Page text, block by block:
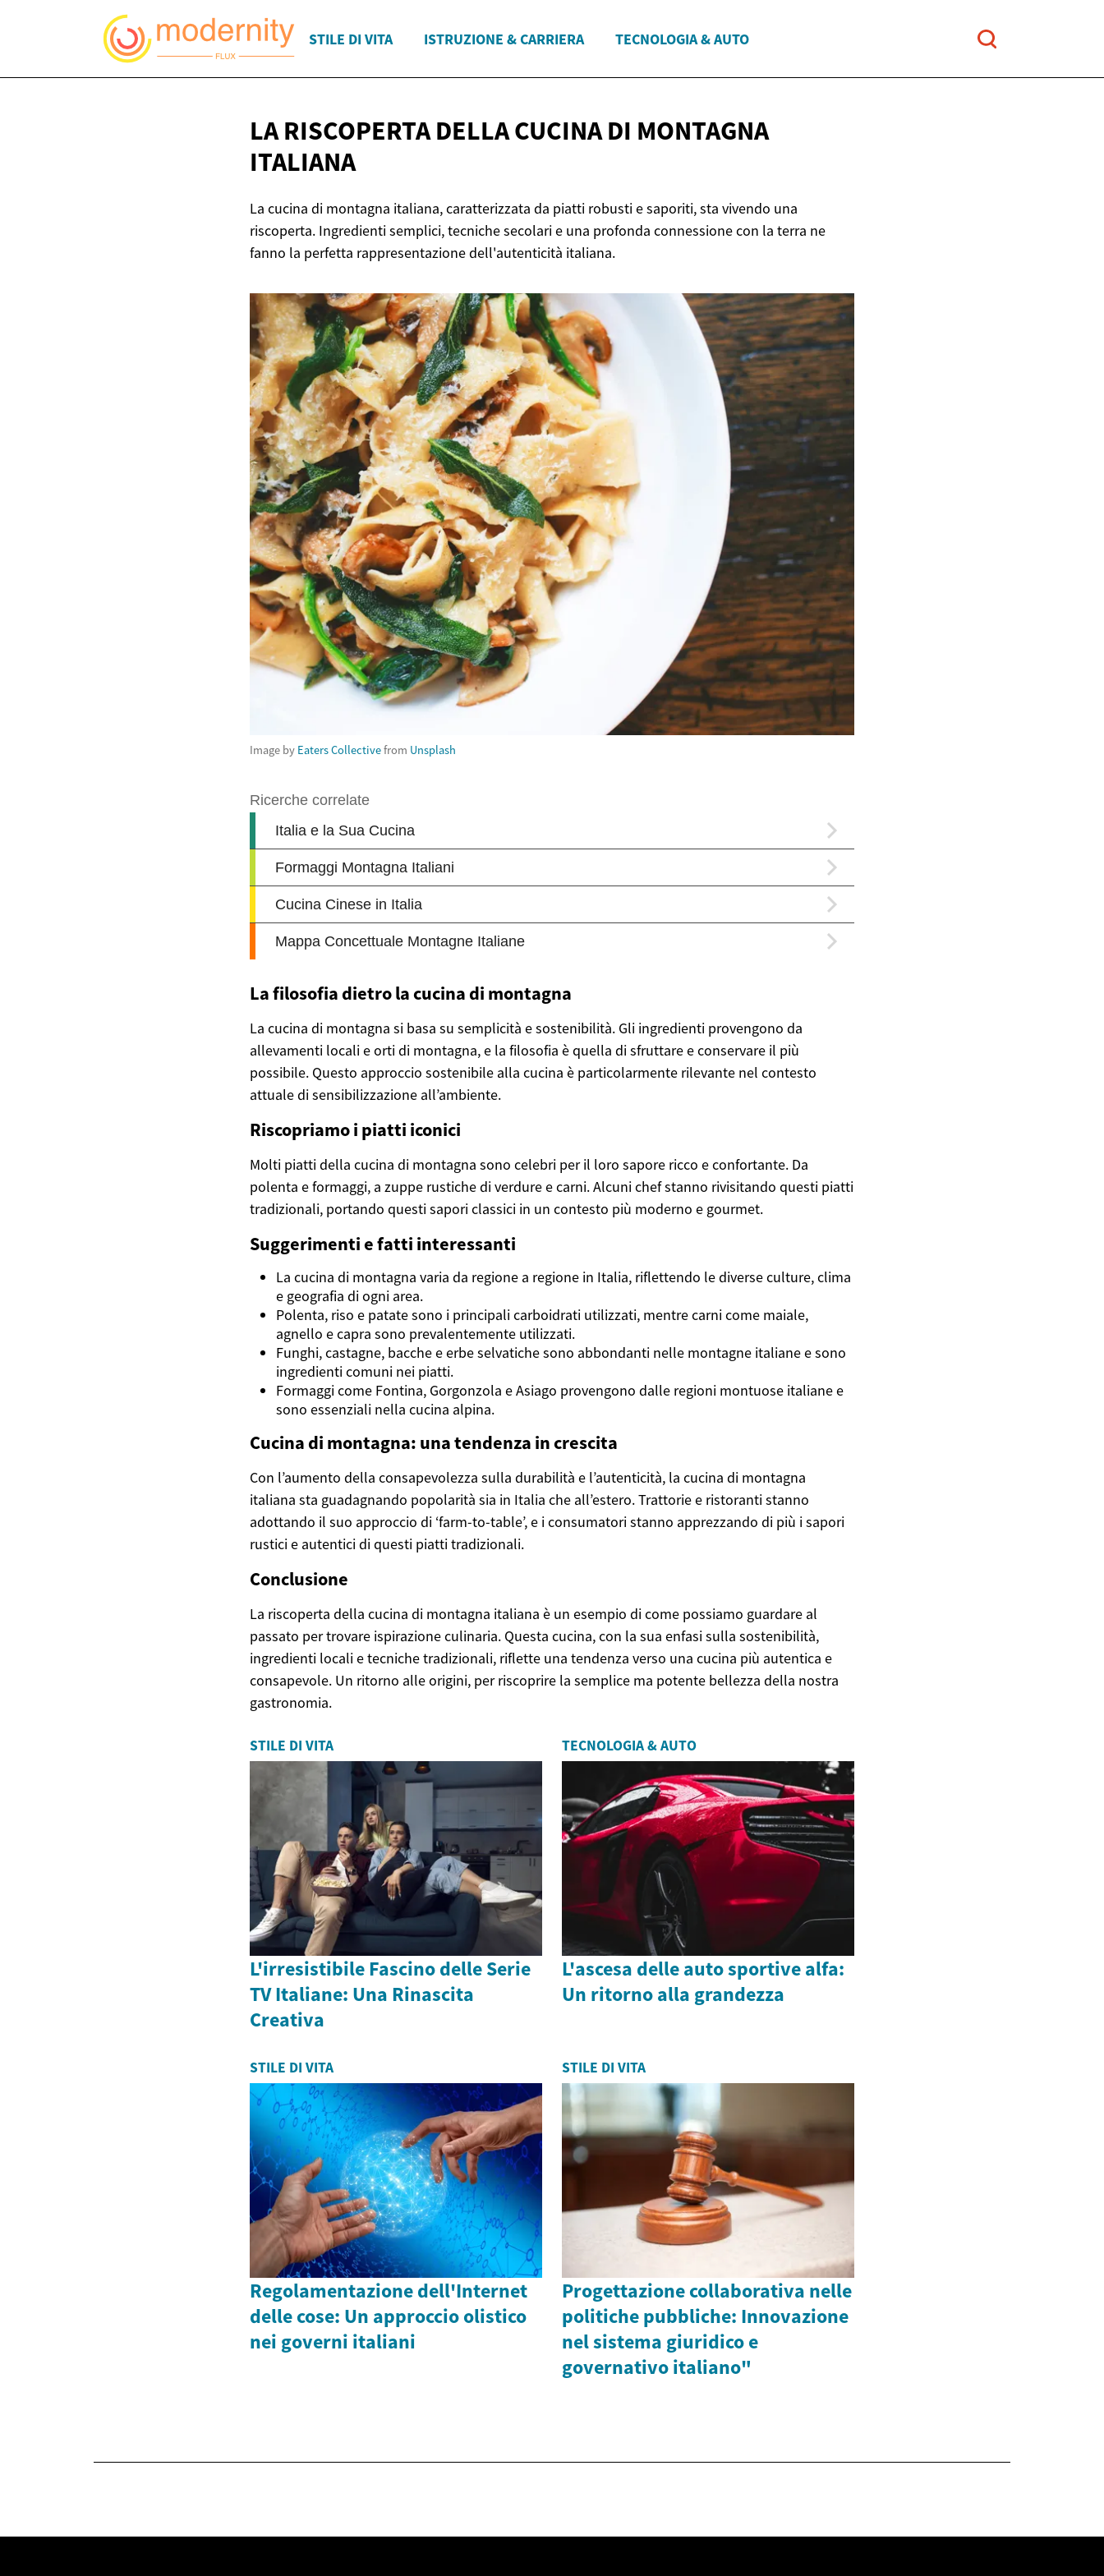
STILE DI VITA ISTRUZIONE & CARRIERA TECNOLOGIA & AUTO
LA RISCOPERTA DELLA CUCINA DI MONTAGNA
ITALIANA
La cucina di montagna italiana, caratterizzata da piatti robusti e saporiti, sta vivendo una
riscoperta. Ingredienti semplici, tecniche secolari e una profonda connessione con la terra ne
fanno la perfetta rappresentazione dell'autenticità italiana.
Image by Eaters Collectivefrom Unsplash
La filosofia dietro la cucina di montagna
La cucina di montagna si basa su semplicità e sostenibilità. Gli ingredienti provengono da
allevamenti locali e orti di montagna, e la filosofia è quella di sfruttare e conservare il più
possibile. Questo approccio sostenibile alla cucina è particolarmente rilevante nel contesto
attuale di sensibilizzazione all’ambiente.
Riscopriamo i piatti iconici
Molti piatti della cucina di montagna sono celebri per il loro sapore ricco e confortante. Da
polenta e formaggi, a zuppe rustiche di verdure e carni. Alcuni chef stanno rivisitando questi piatti
tradizionali, portando questi sapori classici in un contesto più moderno e gourmet.
Suggerimenti e fatti interessanti
La cucina di montagna varia da regione a regione in Italia, riflettendo le diverse culture, clima
e geografia di ogni area.
Polenta, riso e patate sono i principali carboidrati utilizzati, mentre carni come maiale,
agnello e capra sono prevalentemente utilizzati.
Funghi, castagne, bacche e erbe selvatiche sono abbondanti nelle montagne italiane e sono
ingredienti comuni nei piatti.
Formaggi come Fontina, Gorgonzola e Asiago provengono dalle regioni montuose italiane e
sono essenziali nella cucina alpina.
Cucina di montagna: una tendenza in crescita
Con l’aumento della consapevolezza sulla durabilità e l’autenticità, la cucina di montagna
italiana sta guadagnando popolarità sia in Italia che all’estero. Trattorie e ristoranti stanno
adottando il suo approccio di ‘farm-to-table’, e i consumatori stanno apprezzando di più i sapori
rustici e autentici di questi piatti tradizionali.
Conclusione
La riscoperta della cucina di montagna italiana è un esempio di come possiamo guardare al
passato per trovare ispirazione culinaria. Questa cucina, con la sua enfasi sulla sostenibilità,
ingredienti locali e tecniche tradizionali, riflette una tendenza verso una cucina più autentica e
consapevole. Un ritorno alle origini, per riscoprire la semplice ma potente bellezza della nostra
gastronomia.
STILE DI VITA
L'irresistibile Fascino delle Serie
TV Italiane: Una Rinascita
Creativa
TECNOLOGIA & AUTO
L'ascesa delle auto sportive alfa:
Un ritorno alla grandezza
STILE DI VITA
Regolamentazione dell'Internet
delle cose: Un approccio olistico
nei governi italiani
STILE DI VITA
Progettazione collaborativa nelle
politiche pubbliche: Innovazione
nel sistema giuridico e
governativo italiano"